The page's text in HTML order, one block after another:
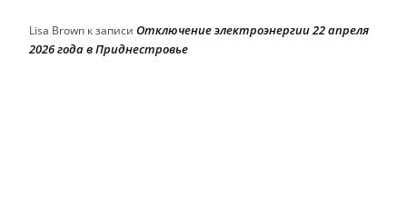
Lisa Brown к записи Отключение электроэнергии 22 апреля
2026 года в Приднестровье